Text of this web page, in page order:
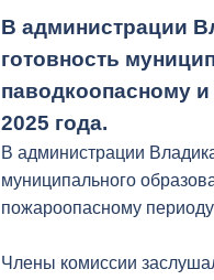
В администрации
готовность
паводкоопасному
2025 года.
В администрации
муниципального
пожароопасному
Члены комиссии